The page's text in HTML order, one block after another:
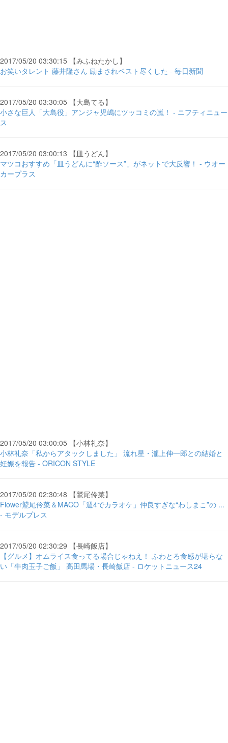
2017/05/20 03:30:15 【みふねたかし】
お笑いタレント 藤井隆さん 励まされベスト尽くした - 毎日新聞
2017/05/20 03:30:05 【大島てる】
小さな巨人「大島役」アンジャ児嶋にツッコミの嵐！ - ニフティニュー
ス
2017/05/20 03:00:13 【皿うどん】
マツコおすすめ「皿うどんに“酢ソース”」がネットで大反響！ - ウオー
カープラス
2017/05/20 03:00:05 【小林礼奈】
小林礼奈「私からアタックしました」 流れ星・瀧上伸一郎との結婚と
妊娠を報告 - ORICON STYLE
2017/05/20 02:30:48 【鷲尾伶菜】
Flower鷲尾伶菜＆MACO「週4でカラオケ」仲良すぎな“わしまこ”の ...
- モデルプレス
2017/05/20 02:30:29 【長崎飯店】
【グルメ】オムライス食ってる場合じゃねえ！ ふわとろ食感が堪らな
い「牛肉玉子ご飯」 高田馬場・長崎飯店 - ロケットニュース24